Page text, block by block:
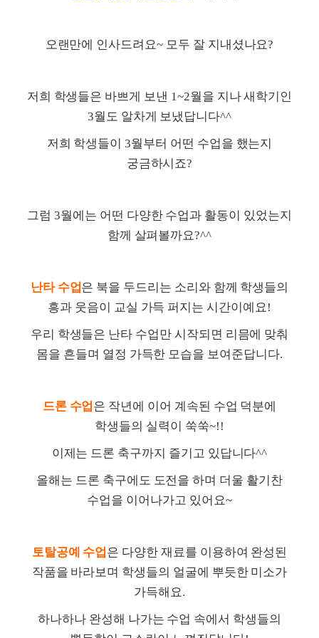
오랜만에 인사드려요~ 모두 잘 지내셨나요?
저희 학생들은 바쁘게 보낸 1~2월을 지나 새학기인
3월도 알차게 보냈답니다^^
저희 학생들이3월부터 어떤 수업을 했는지
궁금하시죠?
그럼3월에는 어떤 다양한 수업과 활동이 있었는지
함께 살펴볼까요?^^
난타 수업은 북을 두드리는 소리와 함께 학생들의
흥과 웃음이 교실 가득 퍼지는 시간이예요 !
우리 학생들은 난타 수업만 시작되면 리믐에 맞춰
몸을 흔들며 열정 가득한 모습을 보여준답니다.
드론 수업 은 작년에 이어 계속된 수업 덕분에
학생들의 실력이 쑥쑥~!!
이제는 드론 축구까지 즐기고 있답니다^^
올해는 드론 축구에도 도전을 하며 더울 활기찬
수업을 이어나가고 있어요~
토탈공예 수업 은 다양한 재료를 이용하여 완성된
작품을 바라보며 학생들의 얼굴에 뿌듯한 미소가
가득해요.
하나하나 완성해 나가는 수업 속에서 학생들의